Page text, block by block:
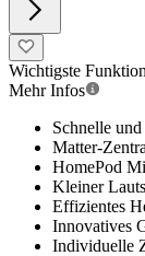
Wichtigste
Mehr Infos
Schnelle
Matter-
HomePod
Kleiner
Effizientes
Innovatives
Individuelle